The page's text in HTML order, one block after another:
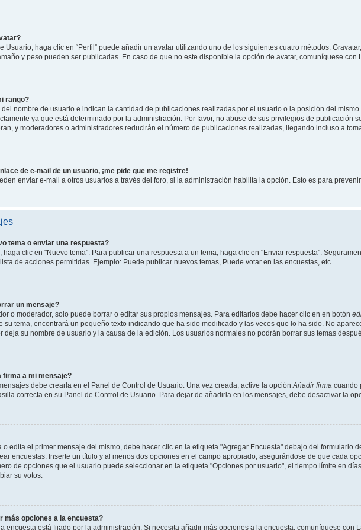
Usuario, haga clic en “Perfil” puede añadir un avatar utilizando uno de los siguientes cuatro métodos:
y peso pueden ser publicadas. En caso de que no este disponible la opción de avatar, comuníquese con
rango?
nombre de usuario e indican la cantidad de publicaciones realizadas por el usuario o la posición del
ya que está determinado por la administración. Por favor, no abuse de sus privilegios de publicación
y moderadores o administradores reducirán el número de publicaciones realizadas, llegando incluso a
de e-mail de un usuario, ¡me pide que me registre!
enviar e-mail a otros usuarios a través del foro, si la administración habilita la opción. Esto es para
tema o enviar una respuesta?
haga clic en "Nuevo tema". Para publicar una respuesta a un tema, haga clic en "Enviar respuesta".
de acciones permitidas. Ejemplo: Puede publicar nuevos temas, Puede votar en las encuestas, etc.
un mensaje?
o moderador, solo puede borrar o editar sus propios mensajes. Para editarlos debe hacer clic en en botón
su tema, encontrará un pequeño texto indicando que ha sido modificado y las veces que lo ha sido. No
deja su nombre de usuario y la causa de la edición. Los usuarios normales no podrán borrar sus temas
firma a mi mensaje?
debe crearla en el Panel de Control de Usuario. Una vez creada, active la opción Añadir firma cuando
correcta en su Panel de Control de Usuario. Para dejar de añadirla en los mensajes, debe desactivar la
edita el primer mensaje del mismo, debe hacer clic en la etiqueta "Agregar Encuesta" debajo del formulario
encuestas. Inserte un título y al menos dos opciones en el campo apropiado, asegurándose de que cada
de opciones que el usuario puede seleccionar en la etiqueta "Opciones por usuario", el tiempo límite en
su votos.
más opciones a la encuesta?
encuesta está fijado por la administración. Si necesita añadir más opciones a la encuesta, comuníquese con